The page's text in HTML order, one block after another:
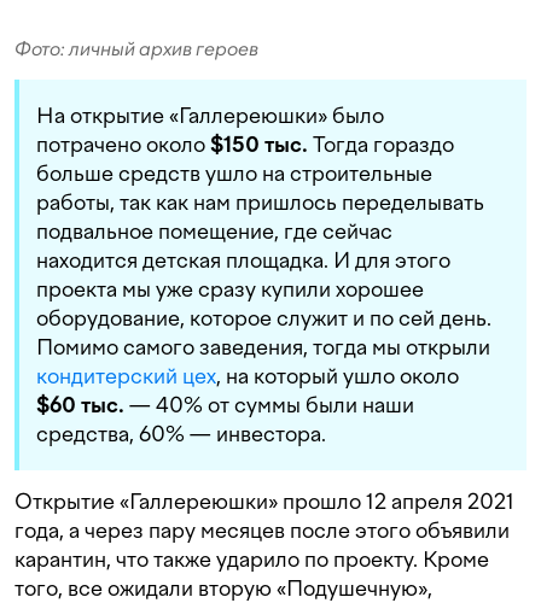
Фото: личный архив героев
На открытие «Галлереюшки» было
потрачено около$150 тыс. Тогда гораздо
больше средств ушло на строительные
работы, так как нам пришлось переделывать
подвальное помещение, где сейчас
находится детская площадка. И для этого
проекта мы уже сразу купили хорошее
оборудование, которое служит и по сей день.
Помимо самого заведения, тогда мы открыли
кондитерский цех, на который ушло около
$60 тыс. — 40% от суммы были наши
средства, 60% — инвестора.
Открытие «Галлереюшки» прошло 12 апреля 2021
года, а через пару месяцев после этого объявили
карантин, что также ударило по проекту. Кроме
того, все ожидали вторую «Подушечную»,